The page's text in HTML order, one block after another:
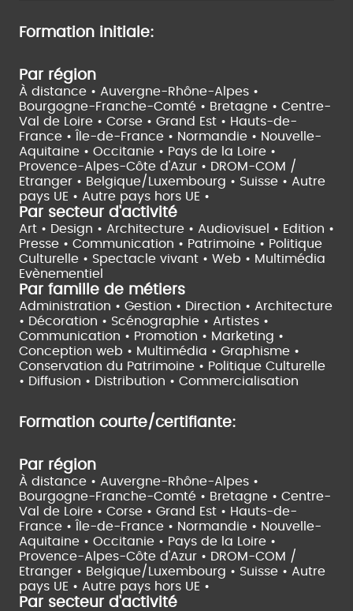
Formation initiale:
Par région
À distance • Auvergne-Rhône-Alpes •
Bourgogne-Franche-Comté • Bretagne • Centre-
Val de Loire • Corse • Grand Est • Hauts-de-
France •
Île-de-France • Normandie • Nouvelle-
Aquitaine • Occitanie • Pays de la Loire •
Provence-Alpes-Côte d'Azur • DROM-COM /
Etranger • Belgique/Luxembourg • Suisse • Autre
pays UE • Autre pays hors UE •
Par secteur d'activité
Art • Design • Architecture • Audiovisuel • Edition •
Presse • Communication • Patrimoine • Politique
Culturelle • Spectacle vivant • Web • Multimédia
Evènementiel
Par famille de métiers
Administration • Gestion • Direction • Architecture
• Décoration • Scénographie • Artistes •
Communication • Promotion • Marketing •
Conception web • Multimédia • Graphisme •
Conservation du Patrimoine • Politique Culturelle
• Diffusion • Distribution • Commercialisation
Formation courte/certifiante:
Par région
À distance • Auvergne-Rhône-Alpes •
Bourgogne-Franche-Comté • Bretagne • Centre-
Val de Loire • Corse • Grand Est • Hauts-de-
France •
Île-de-France • Normandie • Nouvelle-
Aquitaine • Occitanie • Pays de la Loire •
Provence-Alpes-Côte d'Azur • DROM-COM /
Etranger • Belgique/Luxembourg • Suisse • Autre
pays UE • Autre pays hors UE •
Par secteur d'activité